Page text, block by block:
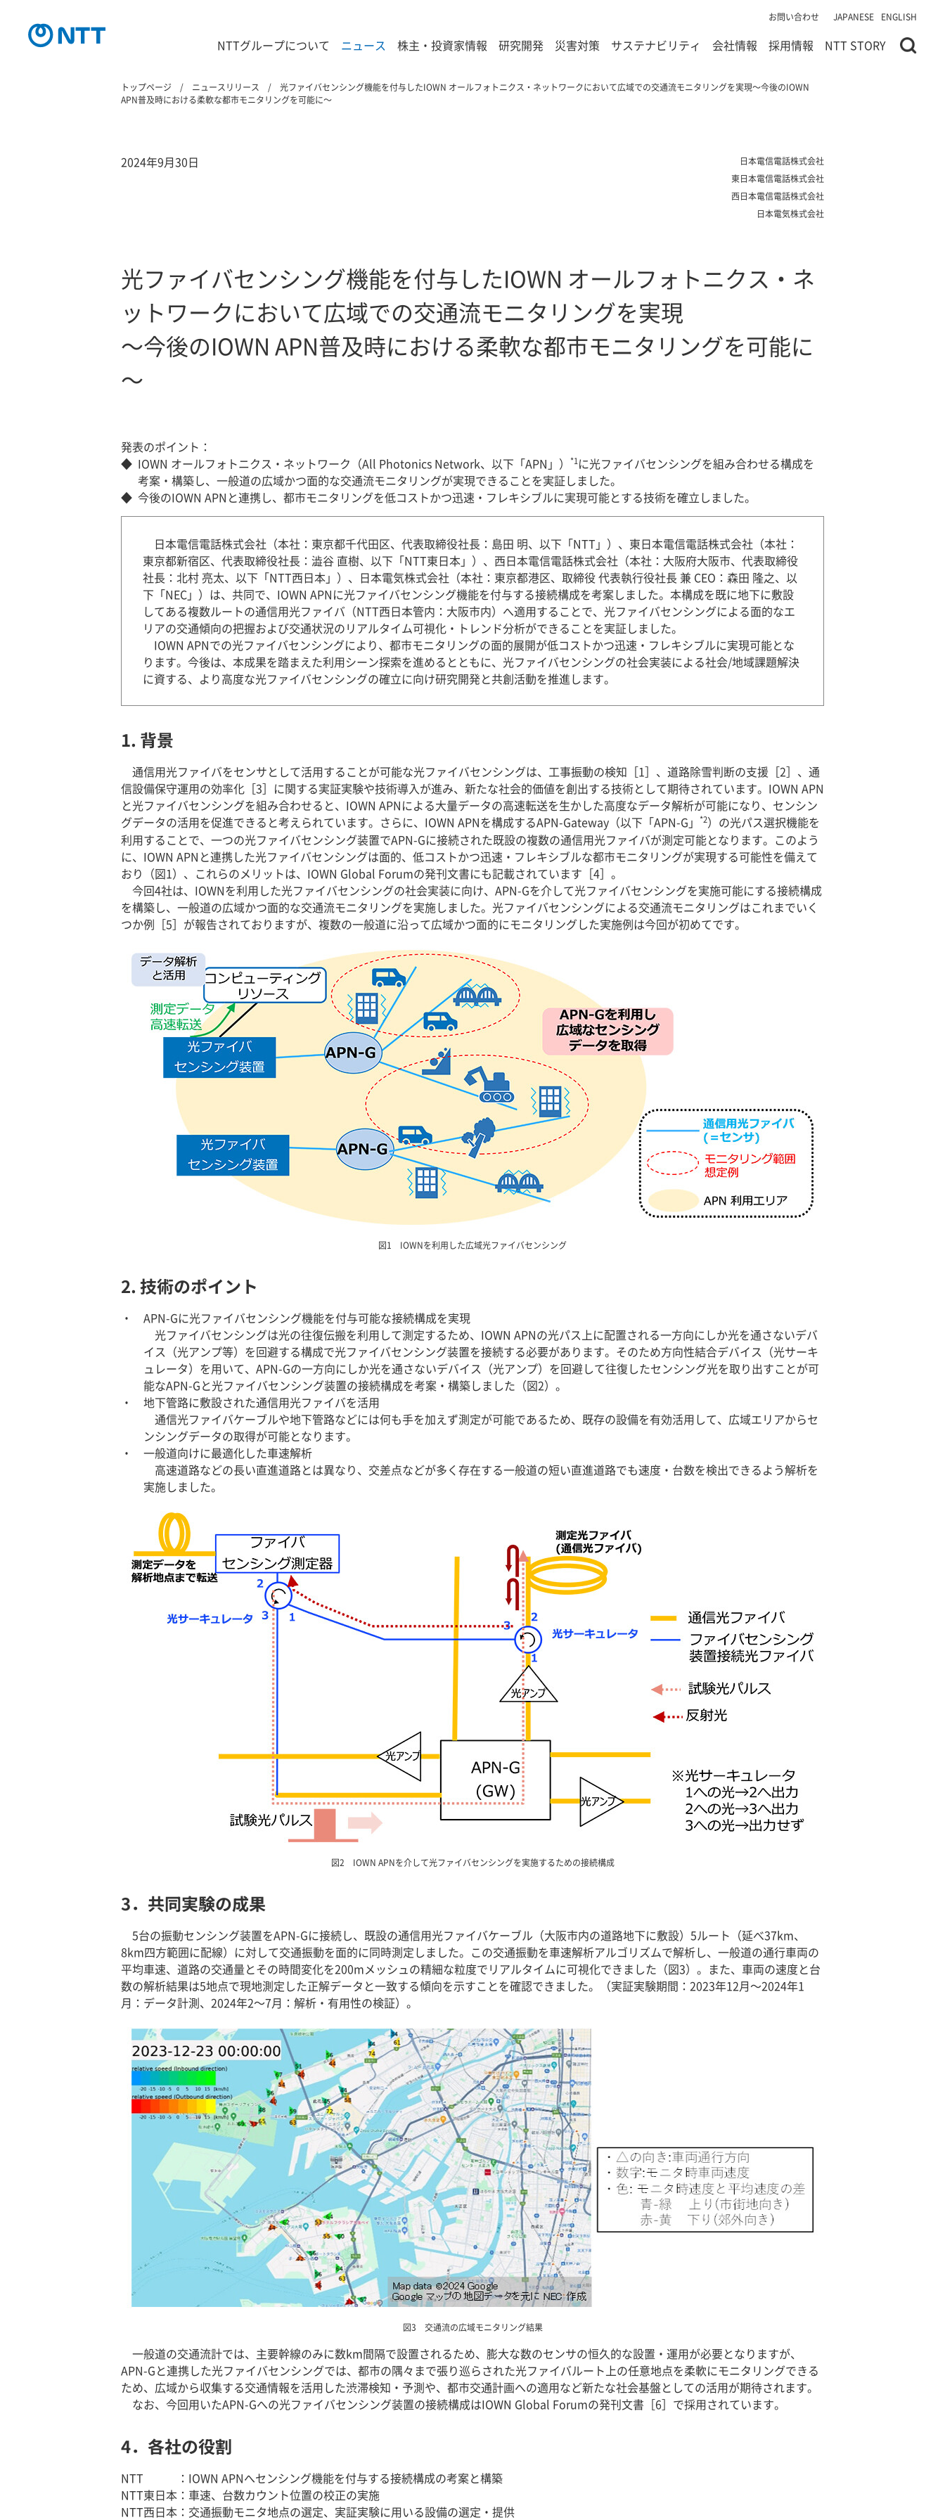
お問い合わせ JAPANESE ENGLISH
NTTグループについて ニュース 株主・投資家情報 研究開発 災害対策 サステナビリティ 会社情報 採用情報 NTT STORY
トップページ ニュースリリース
光ファイバセンシング機能を付与したIOWN オールフォトニクス・ネットワークにおいて広域での交通流モニタリングを実現～今後のIOWN
APN普及時における柔軟な都市モニタリングを可能に～
2024年9月30日
日本電信電話株式会社
東日本電信電話株式会社
西日本電信電話株式会社
日本電気株式会社
光ファイバセンシング機能を付与したIOWN オールフォトニクス・ネ
ットワークにおいて広域での交通流モニタリングを実現
～今後のIOWN APN普及時における柔軟な都市モニタリングを可能に
～
発表のポイント：
◆ IOWN オールフォトニクス・ネットワーク（All Photonics Network、以下「APN」） *1 に光ファイバセンシングを組み合わせる構成を
考案・構築し、一般道の広域かつ面的な交通流モニタリングが実現できることを実証しました。
◆ 今後のIOWN APNと連携し、都市モニタリングを低コストかつ迅速・フレキシブルに実現可能とする技術を確立しました。
日本電信電話株式会社（本社：東京都千代田区、代表取締役社長：島田 明、以下「NTT」）、東日本電信電話株式会社（本社：
東京都新宿区、代表取締役社長：澁谷 直樹、以下「NTT東日本」）、西日本電信電話株式会社（本社：大阪府大阪市、代表取締役
社長：北村 亮太、以下「NTT西日本」）、日本電気株式会社（本社：東京都港区、取締役 代表執行役社長 兼 CEO：森田 隆之、以
下「NEC」）は、共同で、IOWN APNに光ファイバセンシング機能を付与する接続構成を考案しました。本構成を既に地下に敷設
してある複数ルートの通信用光ファイバ（NTT西日本管内：大阪市内）へ適用することで、光ファイバセンシングによる面的なエ
リアの交通傾向の把握および交通状況のリアルタイム可視化・トレンド分析ができることを実証しました。
IOWN APNでの光ファイバセンシングにより、都市モニタリングの面的展開が低コストかつ迅速・フレキシブルに実現可能とな
ります。今後は、本成果を踏まえた利用シーン探索を進めるとともに、光ファイバセンシングの社会実装による社会/地域課題解決
に資する、より高度な光ファイバセンシングの確立に向け研究開発と共創活動を推進します。
1. 背景
通信用光ファイバをセンサとして活用することが可能な光ファイバセンシングは、工事振動の検知［1］、道路除雪判断の支援［2］、通
信設備保守運用の効率化［3］に関する実証実験や技術導入が進み、新たな社会的価値を創出する技術として期待されています。IOWN APN
と光ファイバセンシングを組み合わせると、IOWN APNによる大量データの高速転送を生かした高度なデータ解析が可能になり、センシン
グデータの活用を促進できると考えられています。さらに、IOWN APNを構成するAPN-Gateway（以下「APN-G」
*2）の光パス選択機能を
利用することで、一つの光ファイバセンシング装置でAPN-Gに接続された既設の複数の通信用光ファイバが測定可能となります。このよう
に、IOWN APNと連携した光ファイバセンシングは面的、低コストかつ迅速・フレキシブルな都市モニタリングが実現する可能性を備えて
おり（図1）、これらのメリットは、IOWN Global Forumの発刊文書にも記載されています［4］。
今回4社は、IOWNを利用した光ファイバセンシングの社会実装に向け、APN-Gを介して光ファイバセンシングを実施可能にする接続構成
を構築し、一般道の広域かつ面的な交通流モニタリングを実施しました。光ファイバセンシングによる交通流モニタリングはこれまでいく
つか例［5］が報告されておりますが、複数の一般道に沿って広域かつ面的にモニタリングした実施例は今回が初めてです。
図1 IOWNを利用した広域光ファイバセンシング
2. 技術のポイント
APN-Gに光ファイバセンシング機能を付与可能な接続構成を実現
光ファイバセンシングは光の往復伝搬を利用して測定するため、IOWN APNの光パス上に配置される一方向にしか光を通さないデバ
イス（光アンプ等）を回避する構成で光ファイバセンシング装置を接続する必要があります。そのため方向性結合デバイス（光サーキ
ュレータ）を用いて、APN-Gの一方向にしか光を通さないデバイス（光アンプ）を回避して往復したセンシング光を取り出すことが可
能なAPN-Gと光ファイバセンシング装置の接続構成を考案・構築しました（図2）。
地下管路に敷設された通信用光ファイバを活用
通信光ファイバケーブルや地下管路などには何も手を加えず測定が可能であるため、既存の設備を有効活用して、広域エリアからセ
ンシングデータの取得が可能となります。
一般道向けに最適化した車速解析
高速道路などの長い直進道路とは異なり、交差点などが多く存在する一般道の短い直進道路でも速度・台数を検出できるよう解析を
実施しました。
図2 IOWN APNを介して光ファイバセンシングを実施するための接続構成
3．共同実験の成果
5台の振動センシング装置をAPN-Gに接続し、既設の通信用光ファイバケーブル（大阪市内の道路地下に敷設）5ルート（延べ37km、
8km四方範囲に配線）に対して交通振動を面的に同時測定しました。この交通振動を車速解析アルゴリズムで解析し、一般道の通行車両の
平均車速、道路の交通量とその時間変化を200mメッシュの精細な粒度でリアルタイムに可視化できました（図3）。また、車両の速度と台
数の解析結果は5地点で現地測定した正解データと一致する傾向を示すことを確認できました。（実証実験期間：2023年12月～2024年1
月：データ計測、2024年2～7月：解析・有用性の検証）。
図3 交通流の広域モニタリング結果
一般道の交通流計では、主要幹線のみに数km間隔で設置されるため、膨大な数のセンサの恒久的な設置・運用が必要となりますが、
APN-Gと連携した光ファイバセンシングでは、都市の隅々まで張り巡らされた光ファイバルート上の任意地点を柔軟にモニタリングできる
ため、広域から収集する交通情報を活用した渋滞検知・予測や、都市交通計画への適用など新たな社会基盤としての活用が期待されます。
なお、今回用いたAPN-Gへの光ファイバセンシング装置の接続構成はIOWN Global Forumの発刊文書［6］で採用されています。
4．各社の役割
NTT ：IOWN APNへセンシング機能を付与する接続構成の考案と構築
NTT東日本：車速、台数カウント位置の校正の実施
NTT西日本：交通振動モニタ地点の選定、実証実験に用いる設備の選定・提供